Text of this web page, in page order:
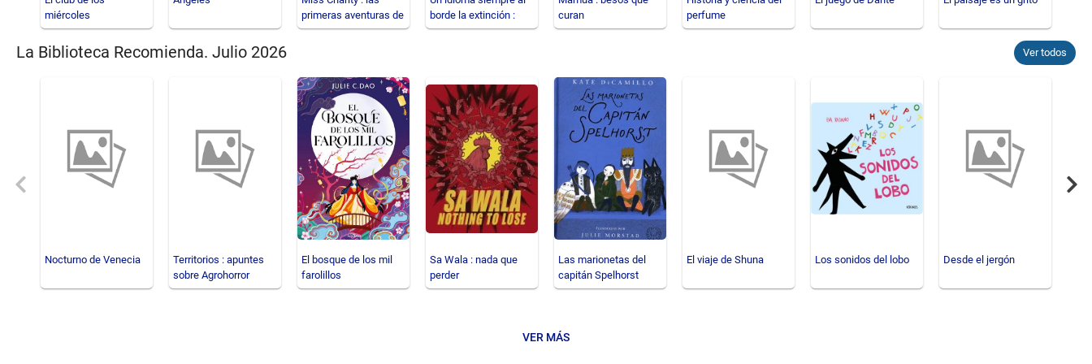
miércoles
primeras aventuras de
una joven dibujante
borde la extinción :
poesía 2002-2026
curan
perfume
La Biblioteca Recomienda. Julio 2026 Ver todos
Previous
Nocturno de Venecia
Territorios : apuntes
sobre Agrohorror
El bosque de los mil
farolillos
Sa Wala : nada que
perder
Las marionetas del
capitán Spelhorst
El viaje de Shuna Los sonidos del lobo Desde el jergón
VER MÁS